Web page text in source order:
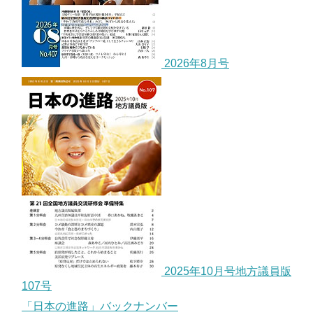
2026年8月号
2025年10月号地方議員版
107号
「日本の進路」バックナンバー